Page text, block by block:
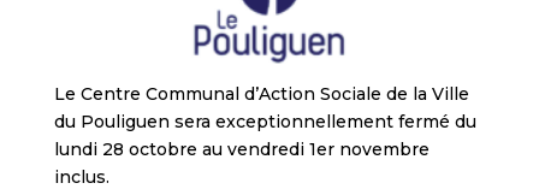
Le Centre Communal d’Action Sociale de la Ville
du Pouliguen sera exceptionnellement fermé du
lundi 28 octobre au vendredi 1er novembre
inclus.